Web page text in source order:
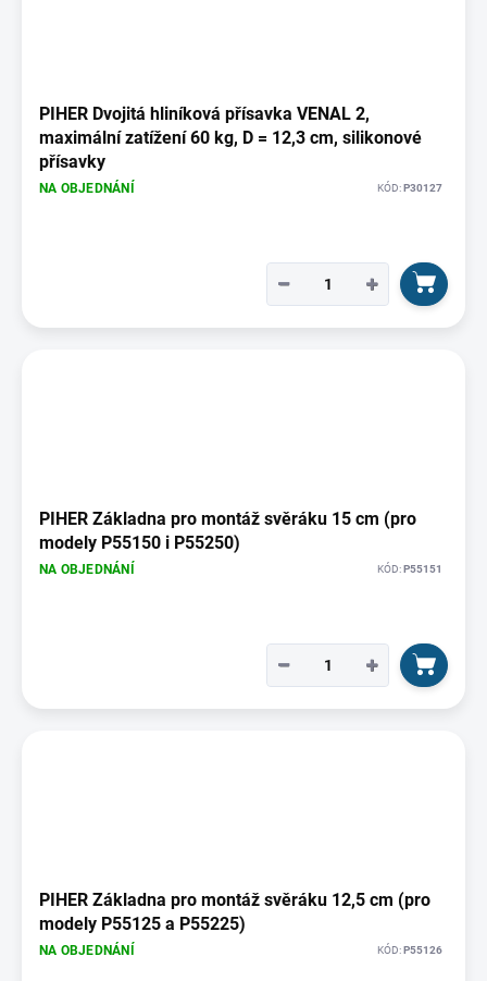
PIHER Dvojitá hliníková přísavka VENAL 2,
maximální zatížení 60 kg, D = 12,3 cm, silikonové
přísavky
NA OBJEDNÁNÍ KÓD:P30127
+
−
PIHER Základna pro montáž svěráku 15 cm (pro
modely P55150 i P55250)
NA OBJEDNÁNÍ KÓD:P55151
+
−
PIHER Základna pro montáž svěráku 12,5 cm (pro
modely P55125 a P55225)
NA OBJEDNÁNÍ KÓD:P55126